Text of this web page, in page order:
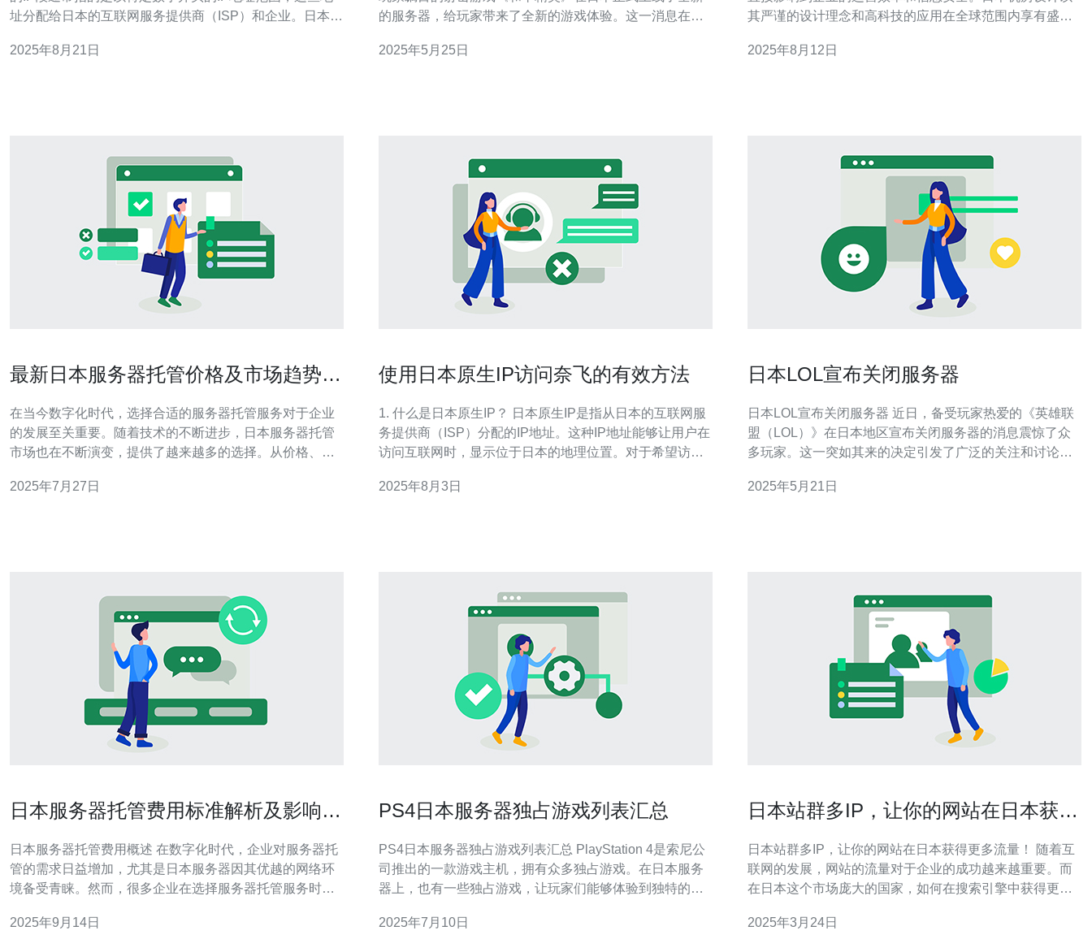
址分配给日本的互联网服务提供商（ISP）和企业。日本的
123.456.0.0到123.456.255.255等。这些IP段通常与日本的
2025年8月21日
的服务器，给玩家带来了全新的游戏体验。这一消息在游
的游戏世界中。 随着《和平精英》日本服务器的上线，玩
2025年5月25日
其严谨的设计理念和高科技的应用在全球范围内享有盛
行业中的应用。以下是我们提炼出的三大精华： 设计理念
2025年8月12日
最新日本服务器托管价格及市场趋势分
在当今数字化时代，选择合适的服务器托管服务对于企业
的发展至关重要。随着技术的不断进步，日本服务器托管
市场也在不断演变，提供了越来越多的选择。从价格、性
入探讨日本服务器托管的最新价格、最佳选择以及最便宜
2025年7月27日
使用日本原生IP访问奈飞的有效方法
1. 什么是日本原生IP？ 日本原生IP是指从日本的互联网服
务提供商（ISP）分配的IP地址。这种IP地址能够让用户在
访问互联网时，显示位于日本的地理位置。对于希望访问
绕过地理限制，享受更多的在线服务和媒体内容。 2. 为什
2025年8月3日
日本LOL宣布关闭服务器
日本LOL宣布关闭服务器 近日，备受玩家热爱的《英雄联
盟（LOL）》在日本地区宣布关闭服务器的消息震惊了众
多玩家。这一突如其来的决定引发了广泛的关注和讨论。
的玩家数量逐渐减少，导致服务器维护成本过高，无法继
2025年5月21日
日本服务器托管费用标准解析及影响因
日本服务器托管费用概述 在数字化时代，企业对服务器托
管的需求日益增加，尤其是日本服务器因其优越的网络环
境备受青睐。然而，很多企业在选择服务器托管服务时，
析日本服务器托管费用的标准及其影响因素，帮助您做出
2025年9月14日
PS4日本服务器独占游戏列表汇总
PS4日本服务器独占游戏列表汇总 PlayStation 4是索尼公
司推出的一款游戏主机，拥有众多独占游戏。在日本服务
器上，也有一些独占游戏，让玩家们能够体验到独特的游
2025年7月10日
日本站群多IP，让你的网站在日本获得
日本站群多IP，让你的网站在日本获得更多流量！ 随着互
联网的发展，网站的流量对于企业的成功越来越重要。而
在日本这个市场庞大的国家，如何在搜索引擎中获得更多
种有效的方法，即使用日本站群多IP，来帮助你的网站在
2025年3月24日